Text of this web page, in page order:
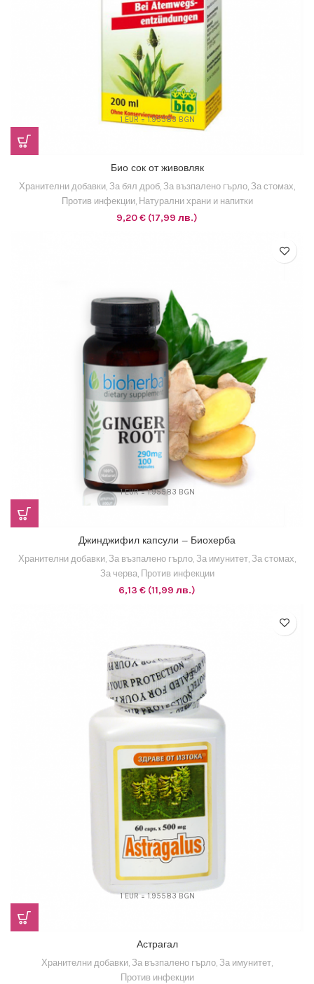
1 EUR = 1.95583 BGN
Био сок от живовляк
Хранителни добавки, За бял дроб, За възпалено гърло, За стомах,
Против инфекции, Натурални храни и напитки
9,20€ (17,99 лв.)
1 EUR = 1.95583 BGN
Джинджифил капсули – Биохерба
Хранителни добавки За възпалено гърло За имунитет За стомах
За черва, Против инфекции
6,13 € (11,99 лв.)
1 EUR = 1.95583 BGN
Астрагал
Хранителни добавки, За възпалено гърло, За имунитет,
Против инфекции